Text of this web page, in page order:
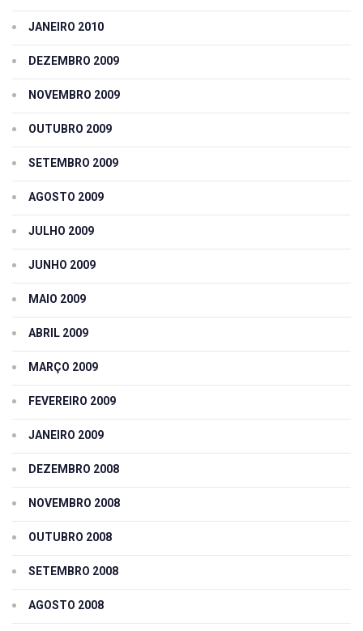
JANEIRO 2010
DEZEMBRO 2009
NOVEMBRO 2009
OUTUBRO 2009
SETEMBRO 2009
AGOSTO 2009
JULHO 2009
JUNHO 2009
MAIO 2009
ABRIL 2009
MARÇO 2009
FEVEREIRO 2009
JANEIRO 2009
DEZEMBRO 2008
NOVEMBRO 2008
OUTUBRO 2008
SETEMBRO 2008
AGOSTO 2008